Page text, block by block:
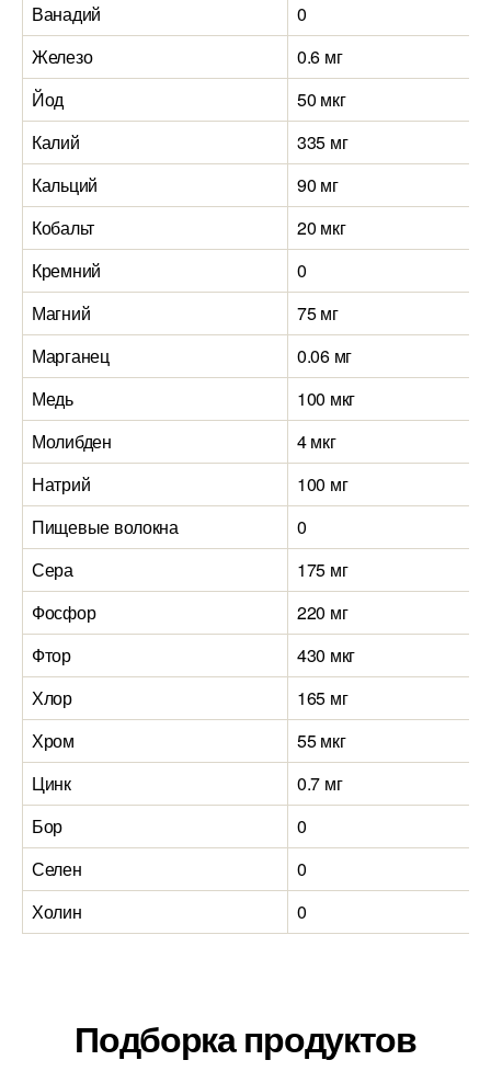
Ванадий
0
Железо
0.6 мг
Йод
50 мкг
Калий
335 мг
Кальций
90 мг
Кобальт
20 мкг
Кремний
0
Магний
75 мг
Марганец
0.06 мг
Медь
100 мкг
Молибден
4 мкг
Натрий
100 мг
Пищевые волокна
0
Сера
175 мг
Фосфор
220 мг
Фтор
430 мкг
Хлор
165 мг
Хром
55 мкг
Цинк
0.7 мг
Бор
0
Селен
0
Холин
0
Подборка продуктов